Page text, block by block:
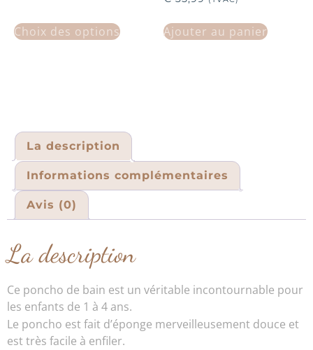
Choix des options Ajouter au panier
La description
Informations complémentaires
Avis (0)
La description
Ce poncho de bain est un véritable incontournable pour
les enfants de 1 à 4 ans.
Le poncho est fait d’éponge merveilleusement douce et
est très facile à enfiler.